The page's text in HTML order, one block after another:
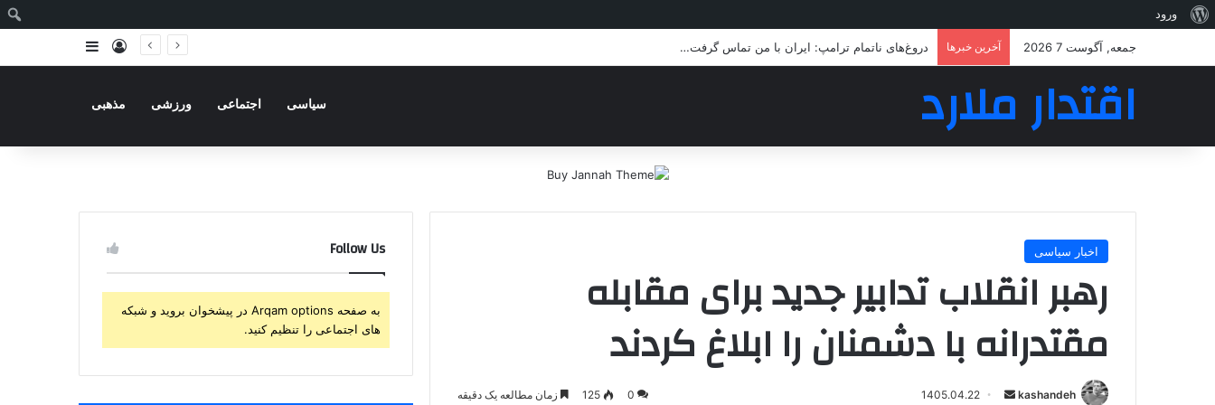
درباره
ورود
جمعه, آگوست 7 2026 آخرین خبرها دروغ‌های ناتمام ترامپ: ایران با من تماس گرفت… ورودسایدبار
اقتدار ملارد سیاسی اجتماعی ورزشی مذهبی
اخبار سیاسی
رهبر انقلاب تدابیر جدید برای مقابله
مقتدرانه با دشمنان را ابلاغ کردند
kashandeh
ارسال1405.04.22
0
125 زمان مطالعه یک دقیقه
Follow Us
به صفحه Arqam options در پیشخوان بروید و شبکه
های اجتماعی را تنظیم کنید.